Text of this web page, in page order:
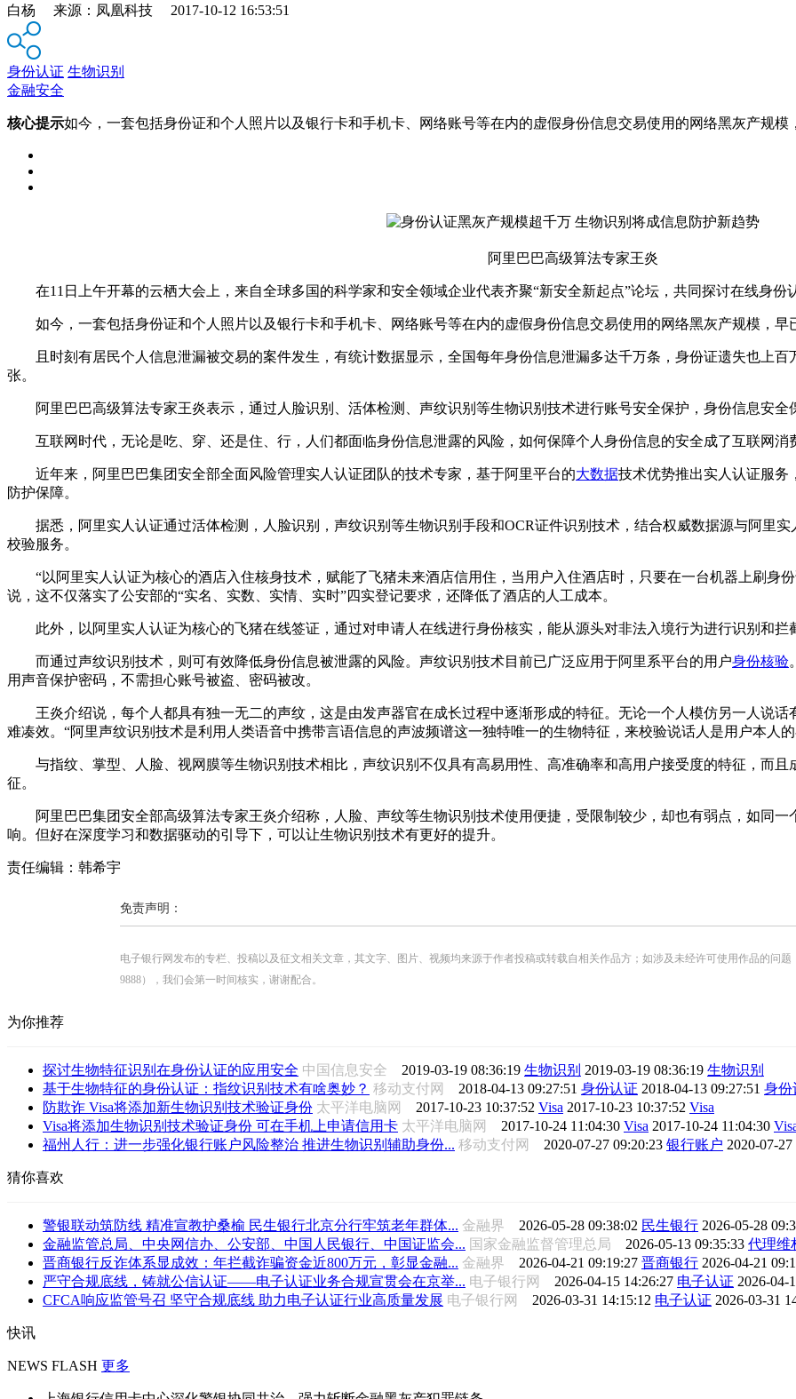
白杨 来源：凤凰科技 2017-10-12 16:53:51
身份认证 生物识别
金融安全
核心提示如今，一套包括身份证和个人照片以及银行卡和手机卡、网络账号等在内的虚假身份信息交易使用的网络黑灰产规模
阿里巴巴高级算法专家王炎
在11日上午开幕的云栖大会上，来自全球多国的科学家和安全领域企业代表齐聚“新安全新起点”论坛，共同探讨在线身份
如今，一套包括身份证和个人照片以及银行卡和手机卡、网络账号等在内的虚假身份信息交易使用的网络黑灰产规模，早
且时刻有居民个人信息泄漏被交易的案件发生，有统计数据显示，全国每年身份信息泄漏多达千万条，身份证遗失也上百
张。
阿里巴巴高级算法专家王炎表示，通过人脸识别、活体检测、声纹识别等生物识别技术进行账号安全保护，身份信息安全
互联网时代，无论是吃、穿、还是住、行，人们都面临身份信息泄露的风险，如何保障个人身份信息的安全成了互联网消
近年来，阿里巴巴集团安全部全面风险管理实人认证团队的技术专家，基于阿里平台的大数据技术优势推出实人认证服务
防护保障。
据悉，阿里实人认证通过活体检测，人脸识别，声纹识别等生物识别手段和OCR证件识别技术，结合权威数据源与阿里实
校验服务。
“以阿里实人认证为核心的酒店入住核身技术，赋能了飞猪未来酒店信用住，当用户入住酒店时，只要在一台机器上刷身
说，这不仅落实了公安部的“实名、实数、实情、实时”四实登记要求，还降低了酒店的人工成本。
此外，以阿里实人认证为核心的飞猪在线签证，通过对申请人在线进行身份核实，能从源头对非法入境行为进行识别和拦
而通过声纹识别技术，则可有效降低身份信息被泄露的风险。声纹识别技术目前已广泛应用于阿里系平台的用户身份核验
用声音保护密码，不需担心账号被盗、密码被改。
王炎介绍说，每个人都具有独一无二的声纹，这是由发声器官在成长过程中逐渐形成的特征。无论一个人模仿另一人说话
难凑效。“阿里声纹识别技术是利用人类语音中携带言语信息的声波频谱这一独特唯一的生物特征，来校验说话人是用户本人的
与指纹、掌型、人脸、视网膜等生物识别技术相比，声纹识别不仅具有高易用性、高准确率和高用户接受度的特征，而且
征。
阿里巴巴集团安全部高级算法专家王炎介绍称，人脸、声纹等生物识别技术使用便捷，受限制较少，却也有弱点，如同一
响。但好在深度学习和数据驱动的引导下，可以让生物识别技术有更好的提升。
责任编辑：韩希宇
免责声明：
电子银行网发布的专栏、投稿以及征文相关文章，其文字、图片、视频均来源于作者投稿或转载自相关作品方；如涉及未经许可使用作品的问题
9888），我们会第一时间核实，谢谢配合。
为你推荐
探讨生物特征识别在身份认证的应用安全 中国信息安全 2019-03-19 08:36:19 生物识别 2019-03-19 08:36:19 生物识别
基于生物特征的身份认证：指纹识别技术有啥奥妙？ 移动支付网 2018-04-13 09:27:51 身份认证 2018-04-13 09:27:51 身份
防欺诈 Visa将添加新生物识别技术验证身份 太平洋电脑网 2017-10-23 10:37:52 Visa 2017-10-23 10:37:52 Visa
Visa将添加生物识别技术验证身份 可在手机上申请信用卡 太平洋电脑网 2017-10-24 11:04:30 Visa 2017-10-24 11:04:30
福州人行：进一步强化银行账户风险整治 推进生物识别辅助身份... 移动支付网 2020-07-27 09:20:23 银行账户 2020-07-
猜你喜欢
警银联动筑防线 精准宣教护桑榆 民生银行北京分行牢筑老年群体... 金融界 2026-05-28 09:38:02 民生银行 2026-05-28
金融监管总局、中央网信办、公安部、中国人民银行、中国证监会... 国家金融监督管理总局 2026-05-13 09:35:33 代理维
晋商银行反诈体系显成效：年拦截诈骗资金近800万元，彰显金融... 金融界 2026-04-21 09:19:27 晋商银行 2026-04-21
严守合规底线，铸就公信认证——电子认证业务合规宣贯会在京举... 电子银行网 2026-04-15 14:26:27 电子认证 2026-04-
CFCA响应监管号召 坚守合规底线 助力电子认证行业高质量发展 电子银行网 2026-03-31 14:15:12 电子认证 2026-03-31
快讯
NEWS FLASH 更多